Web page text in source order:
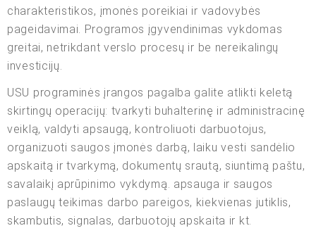
charakteristikos, įmonės poreikiai ir vadovybės
pageidavimai. Programos įgyvendinimas vykdomas
greitai, netrikdant verslo procesų ir be nereikalingų
investicijų.
USU programinės įrangos pagalba galite atlikti keletą
skirtingų operacijų: tvarkyti buhalterinę ir administracinę
veiklą, valdyti apsaugą, kontroliuoti darbuotojus,
organizuoti saugos įmonės darbą, laiku vesti sandėlio
apskaitą ir tvarkymą, dokumentų srautą, siuntimą paštu,
savalaikį aprūpinimo vykdymą. apsauga ir saugos
paslaugų teikimas darbo pareigos, kiekvienas jutiklis,
skambutis, signalas, darbuotojų apskaita ir kt.